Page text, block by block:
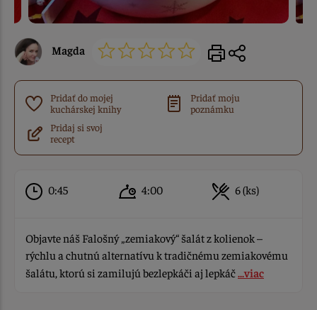
Magda
Pridať do mojej
kuchárskej knihy
Pridať moju
poznámku
Pridaj si svoj
recept
0:45 4:00 6 (ks)
Objavte náš Falošný „zemiakový“ šalát z kolienok –
rýchlu a chutnú alternatívu k tradičnému zemiakovému
šalátu, ktorú si zamilujú bezlepkáči aj lepkáč...viac